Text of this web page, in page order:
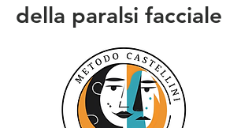
della paralsi facciale